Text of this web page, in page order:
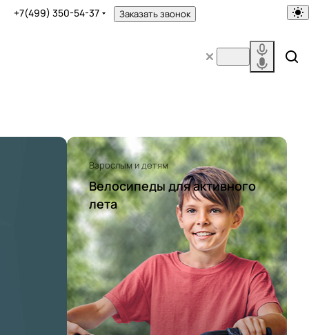
+7(499) 350-54-37 Заказать звонок
Взрослым и детям
Велосипеды для активного
лета